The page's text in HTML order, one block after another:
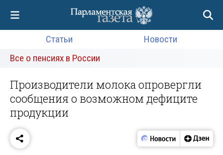
Статьи
Новости
Все о пенсиях в России
Производители молока опровергли
сообщения о возможном дефиците
продукции